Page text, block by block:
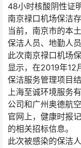
48小时核酸阴性证
南京禄口机场保洁
当前，南京市的本
保洁人员、地勤人
此次南京禄口机场
显示，在2019年12
保洁服务管理项目
上海至诚环境服务
公司和广州奥德航
官网上，健康时报
的相关招标信息。
此次被感染的保洁